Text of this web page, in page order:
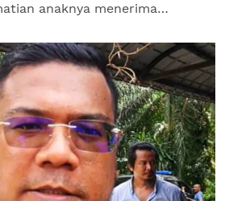
anaknya menerima
masih belum...